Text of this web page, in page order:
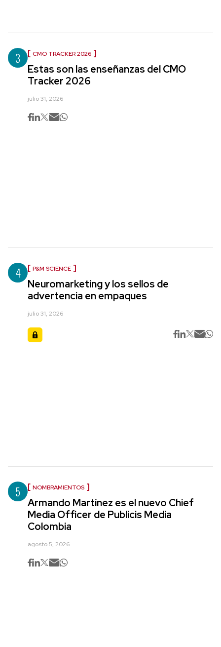
3 CMO TRACKER 2026
Estas son las enseñanzas del CMO
Tracker 2026
julio 31, 2026
4 P&M SCIENCE
Neuromarketing y los sellos de
advertencia en empaques
julio 31, 2026
5 NOMBRAMIENTOS
Armando Martínez es el nuevo Chief
Media Officer de Publicis Media
Colombia
agosto 5, 2026